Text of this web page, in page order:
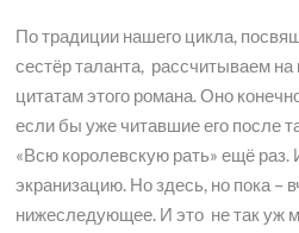
По традиции нашего цикла,
сестёр таланта, рассчитываем
цитатам этого романа. Оно
если бы уже читавшие его после
«Всю королевскую рать» ещё раз.
экранизацию. Но здесь, но пока –
нижеследующее. И это не так уж